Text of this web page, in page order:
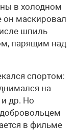
в холодном
он маскировал
шпиль
парящим над
спортом:
на
др. Но
в фильме